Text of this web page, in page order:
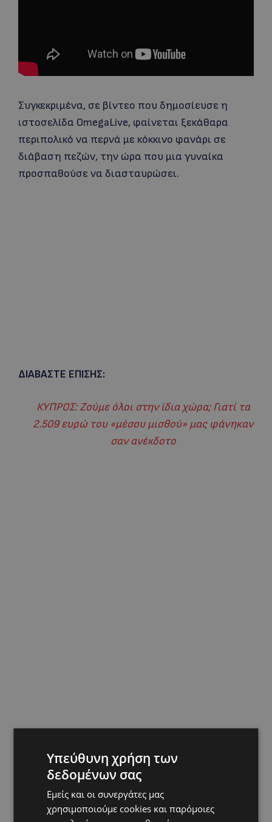
Συγκεκριμένα, σε βίντεο που δημοσίευσε η
ιστοσελίδα OmegaLive, φαίνεται ξεκάθαρα
περιπολικό να περνά με κόκκινο φανάρι σε
διάβαση πεζών, την ώρα που μια γυναίκα
προσπαθούσε να διασταυρώσει.
ΔΙΑΒΑΣΤΕ ΕΠΙΣΗΣ:
ΚΥΠΡΟΣ: Ζούμε όλοι στην ίδια χώρα; Γιατί τα
2.509 ευρώ του «μέσου μισθού» μας φάνηκαν
σαν ανέκδοτο
Υπεύθυνη χρήση των
δεδομένων σας
Εμείς και οι συνεργάτες μας
χρησιμοποιούμε cookies και παρόμοιες